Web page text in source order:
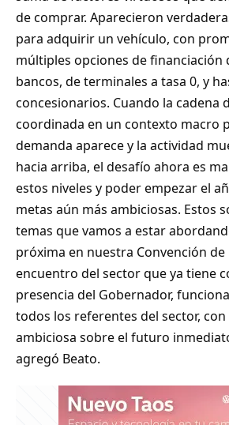
de comprar. Aparecieron
para adquirir un vehículo, con
múltiples opciones de financiación
bancos, de terminales a tasa 0, y
concesionarios. Cuando la cadena
coordinada en un contexto macro
demanda aparece y la actividad
hacia arriba, el desafío ahora es
estos niveles y poder empezar el
metas aún más ambiciosas. Estos
temas que vamos a estar
próxima en nuestra Convención
encuentro del sector que ya tiene
presencia del Gobernador,
todos los referentes del sector,
ambiciosa sobre el futuro
agregó Beato.